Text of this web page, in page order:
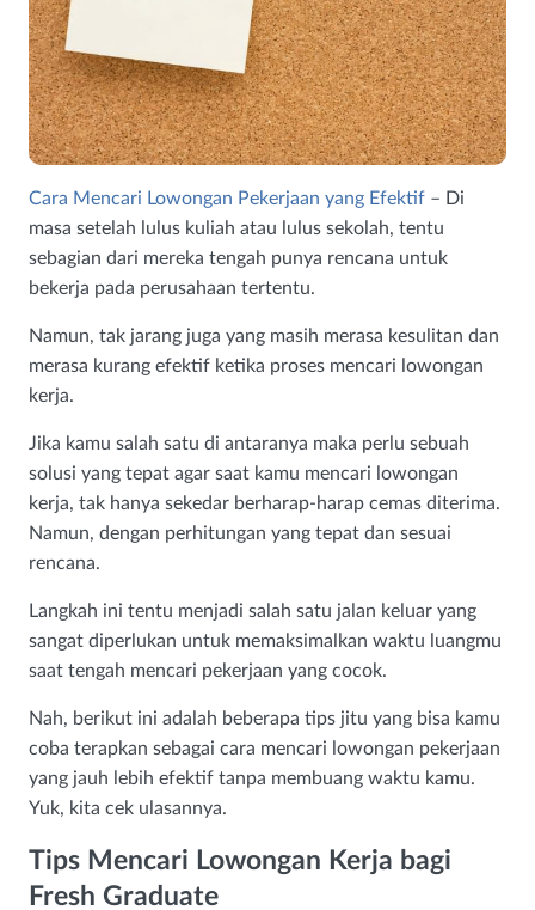
Cara Mencari Lowongan Pekerjaan yang Efektif – Di
masa setelah lulus kuliah atau lulus sekolah, tentu
sebagian dari mereka tengah punya rencana untuk
bekerja pada perusahaan tertentu.
Namun, tak jarang juga yang masih merasa kesulitan dan
merasa kurang efektif ketika proses mencari lowongan
kerja.
Jika kamu salah satu di antaranya maka perlu sebuah
solusi yang tepat agar saat kamu mencari lowongan
kerja, tak hanya sekedar berharap-harap cemas diterima.
Namun, dengan perhitungan yang tepat dan sesuai
rencana.
Langkah ini tentu menjadi salah satu jalan keluar yang
sangat diperlukan untuk memaksimalkan waktu luangmu
saat tengah mencari pekerjaan yang cocok.
Nah, berikut ini adalah beberapa tips jitu yang bisa kamu
coba terapkan sebagai cara mencari lowongan pekerjaan
yang jauh lebih efektif tanpa membuang waktu kamu.
Yuk, kita cek ulasannya.
Tips Mencari Lowongan Kerja bagi
Fresh Graduate